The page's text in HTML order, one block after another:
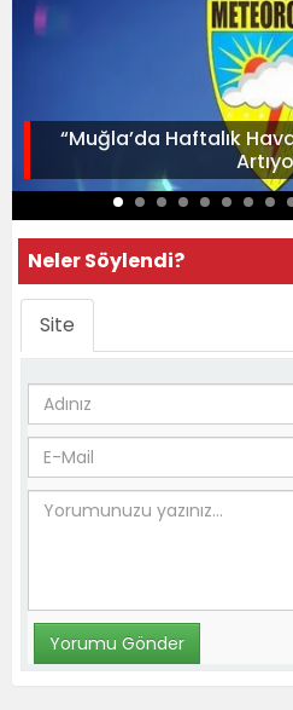
“Muğla’da Haftalık
Neler Söylendi?
Site